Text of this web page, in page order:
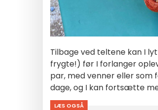
Tilbage ved teltene kan I
frygte!) før I forlanger
par, med venner eller som
dage, og I kan fortsætte
LÆS OGSÅ